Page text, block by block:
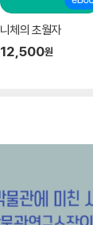
니체의 초월자
12,500원